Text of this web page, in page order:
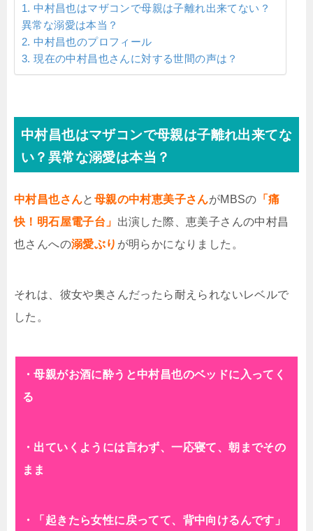
中村昌也はマザコンで母親は子離れ出来てない？
異常な溺愛は本当？
中村昌也のプロフィール
現在の中村昌也さんに対する世間の声は？
中村昌也はマザコンで母親は子離れ出来てな
い？異常な溺愛は本当？
中村昌也さんと 母親の中村恵美子さんがMBSの 「痛
快！明石屋電子台」 出演した際、恵美子さんの中村昌
也さんへの溺愛ぶり が明らかになりました。
それは、彼女や奥さんだったら耐えられないレベルで
した。
・母親がお酒に酔うと中村昌也のベッドに入ってく
る
・出ていくようには言わず、一応寝て、朝までその
まま
・「起きたら女性に戻ってて、背中向けるんです」